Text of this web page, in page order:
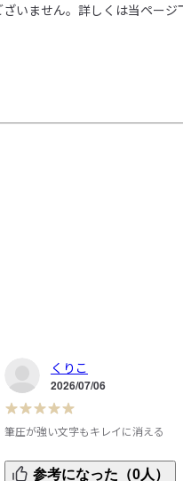
くりこ
2026/07/06
筆圧が強い文字もキレイに消える
初めて購入しました。
参考になった（0人）